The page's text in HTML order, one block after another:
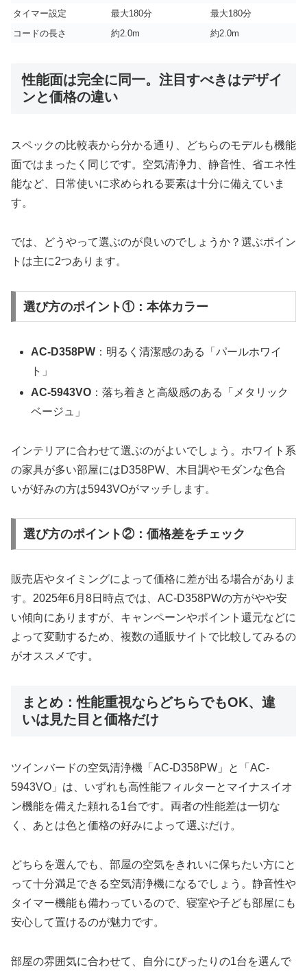
タイマー設定 最大180分
最大180分
コードの長さ
約2.0m 約2.0m
性能面は完全に同一。注目すべきはデザイ
ンと価格の違い
スペックの比較表から分かる通り、どちらのモデルも機能
面ではまったく同じです。空気清浄力、静音性、省エネ性
能など、日常使いに求められる要素は十分に備えていま
す。
では、どうやって選ぶのが良いのでしょうか？選ぶポイン
トは主に2つあります。
選び方のポイント①：本体カラー
AC-D358PW ：明るく清潔感のある「パールホワイ
ト」
AC-5943VO ：落ち着きと高級感のある「メタリック
ベージュ」
インテリアに合わせて選ぶのがよいでしょう。ホワイト系
の家具が多い部屋にはD358PW、木目調やモダンな色合
いが好みの方は5943VOがマッチします。
選び方のポイント②：価格差をチェック
販売店やタイミングによって価格に差が出る場合がありま
す。2025年6月8日時点では、AC-D358PWの方がやや安
い傾向にありますが、キャンペーンやポイント還元などに
よって変動するため、複数の通販サイトで比較してみるの
がオススメです。
まとめ：性能重視ならどちらでもOK、違
いは見た目と価格だけ
ツインバードの空気清浄機「AC-D358PW」と「AC-
5943VO」は、いずれも高性能フィルターとマイナスイオ
ン機能を備えた頼れる1台です。両者の性能差は一切な
く、あとは色と価格の好みによって選ぶだけ。
どちらを選んでも、部屋の空気をきれいに保ちたい方にと
って十分満足できる空気清浄機になるでしょう。静音性や
タイマー機能も備わっているので、寝室や子ども部屋にも
安心して置けるのが魅力です。
部屋の雰囲気に合わせて、自分にぴったりの1台を選んで